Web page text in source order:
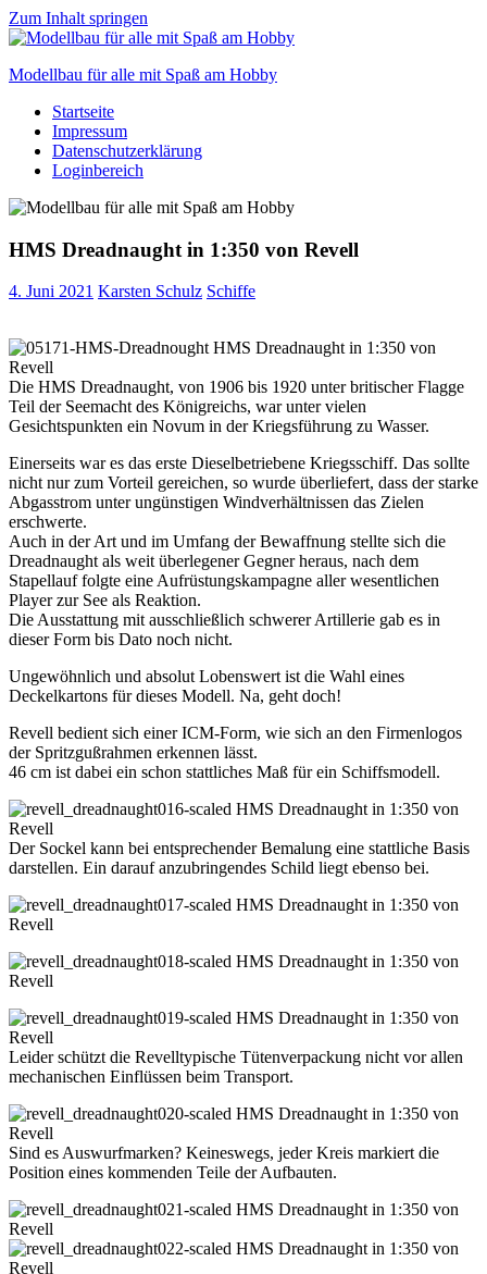
Zum Inhalt springen
Modellbau für alle mit Spaß am Hobby
Scale
modelling
to
Startseite
Impressum
Datenschutzerklärung
Loginbereich
HMS Dreadnaught in 1:350 von Revell
4. Juni 2021 Karsten Schulz Schiffe
Die HMS Dreadnaught, von 1906 bis 1920 unter britischer Flagge
Teil der Seemacht des Königreichs, war unter vielen
Gesichtspunkten ein Novum in der Kriegsführung zu Wasser.
Einerseits war es das erste Dieselbetriebene Kriegsschiff. Das sollte
nicht nur zum Vorteil gereichen, so wurde überliefert, dass der starke
Abgasstrom unter ungünstigen Windverhältnissen das Zielen
erschwerte.
Auch in der Art und im Umfang der Bewaffnung stellte sich die
Dreadnaught als weit überlegener Gegner heraus, nach dem
Stapellauf folgte eine Aufrüstungskampagne aller wesentlichen
Player zur See als Reaktion.
Die Ausstattung mit ausschließlich schwerer Artillerie gab es in
dieser Form bis Dato noch nicht.
Ungewöhnlich und absolut Lobenswert ist die Wahl eines
Deckelkartons für dieses Modell. Na, geht doch!
Revell bedient sich einer ICM-Form, wie sich an den Firmenlogos
der Spritzgußrahmen erkennen lässt.
46 cm ist dabei ein schon stattliches Maß für ein Schiffsmodell.
Der Sockel kann bei entsprechender Bemalung eine stattliche Basis
darstellen. Ein darauf anzubringendes Schild liegt ebenso bei.
Leider schützt die Revelltypische Tütenverpackung nicht vor allen
mechanischen Einflüssen beim Transport.
Sind es Auswurfmarken? Keineswegs, jeder Kreis markiert die
Position eines kommenden Teile der Aufbauten.